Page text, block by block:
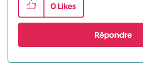
0 Likes
Répondre